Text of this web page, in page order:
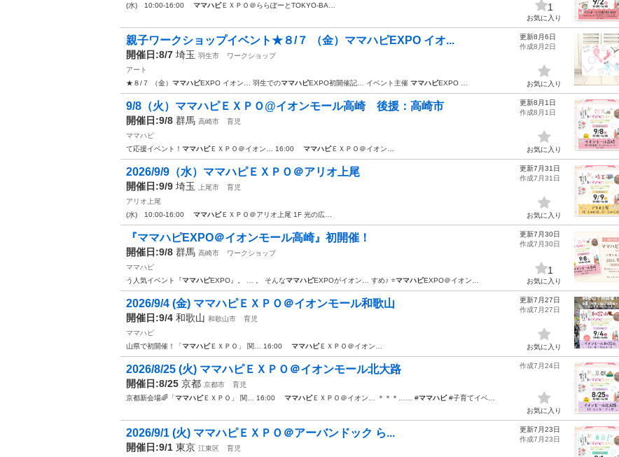
(水) 10:00-16:00 ママハピＥＸＰＯ＠ららぽーとTOKYO-BA… 1
お気に入り
親子ワークショップイベント★８/７ （金）ママハピEXPO イオ...
開催日:8/7 埼玉 羽生市
ワークショップ
アート
★８/７ （金） ママハピEXPO イオン… 羽生でのママハピEXPO初開催記… イベント主催 ママハピEXPO …
更新8月6日
作成8月2日
お気に入り
9/8（火）ママハピＥＸＰＯ@イオンモール高崎 後援：高崎市
開催日:9/8 群馬 高崎市
育児
ママハピ
て応援イベント！ ママハピＥＸＰＯ＠イオン… 16:00 ママハピＥＸＰＯ＠イオン…
更新8月1日
作成8月1日
お気に入り
2026/9/9（水）ママハピＥＸＰＯ＠アリオ上尾
開催日:9/9 埼玉 上尾市
育児
アリオ上尾
(水) 10:00-16:00 ママハピＥＸＰＯ＠アリオ上尾 1F 光の広…
更新7月31日
作成7月31日
お気に入り
『ママハピEXPO＠イオンモール高崎』初開催！
開催日:9/8 群馬 高崎市
ワークショップ
ママハピ
う人気イベント『ママハピEXPO』。 … 。 そんなママハピEXPOがイオン… すめ♪ ⭐ママハピEXPO＠イオン…
更新7月30日
作成7月30日
1
お気に入り
2026/9/4 (金) ママハピＥＸＰＯ＠イオンモール和歌山
開催日:9/4 和歌山 和歌山市
育児
ママハピ
山県で初開催！「ママハピＥＸＰＯ」 関… 16:00 ママハピＥＸＰＯ＠イオン…
更新7月27日
作成7月27日
お気に入り
2026/8/25 (火) ママハピＥＸＰＯ＠イオンモール北大路
開催日:8/25 京都 京都市
育児
京都新会場🌈「ママハピＥＸＰＯ」 関… 16:00 ママハピＥＸＰＯ＠イオン… ＊＊＊…… #ママハピ#子育てイベ…
作成7月24日
お気に入り
2026/9/1 (火) ママハピＥＸＰＯ＠アーバンドック ら...
開催日:9/1 東京 江東区
育児
更新7月23日
作成7月23日